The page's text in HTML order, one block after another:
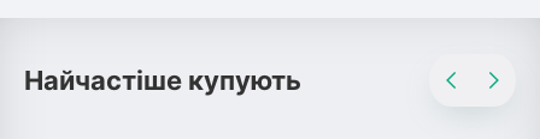
Найчастіше купують